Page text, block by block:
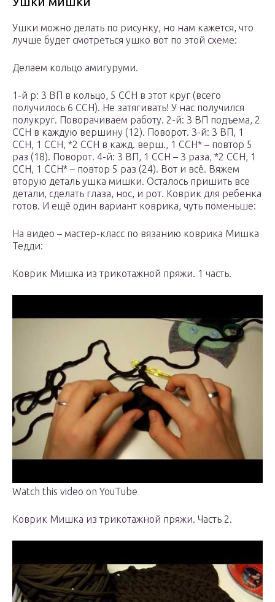
Ушки можно делать по рисунку, но нам кажется, что
лучше будет смотреться ушко вот по этой схеме:
Делаем кольцо амигуруми.
1-й р: 3 ВП в кольцо, 5 ССН в этот круг (всего
получилось 6 ССН). Не затягивать! У нас получился
полукруг. Поворачиваем работу. 2-й: 3 ВП подъема, 2
ССН в каждую вершину (12). Поворот. 3-й: 3 ВП, 1
ССН, 1 ССН, *2 ССН в кажд. верш., 1 ССН* – повтор 5
раз (18). Поворот. 4-й: 3 ВП, 1 ССН – 3 раза, *2 ССН, 1
ССН, 1 ССН* – повтор 5 раз (24). Вот и всё. Вяжем
вторую деталь ушка мишки. Осталось пришить все
детали, сделать глаза, нос, и рот. Коврик для ребенка
готов. И ещё один вариант коврика, чуть поменьше:
На видео – мастер-класс по вязанию коврика Мишка
Тедди:
Коврик Мишка из трикотажной пряжи. 1 часть.
Watch this video on YouTube
Коврик Мишка из трикотажной пряжи. Часть 2.